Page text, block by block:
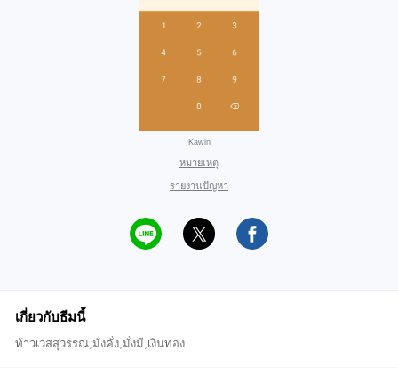
Kawin
หมายเหตุ
รายงานปัญหา
เกี่ยวกับธีมนี้
ท้าวเวสสุวรรณ,มั่งคั่ง,มั่งมี,เงินทอง